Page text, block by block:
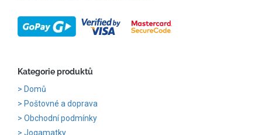
Kategorie produktů
Domů
Poštovné a doprava
Obchodní podmínky
Jogamatky